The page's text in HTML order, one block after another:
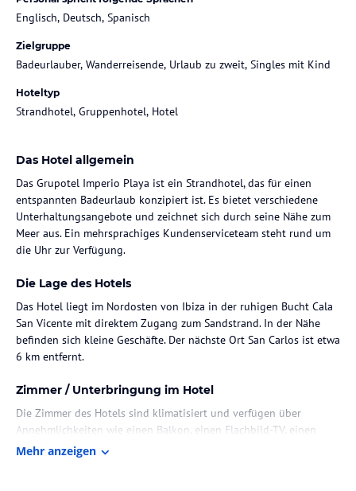
Englisch, Deutsch, Spanisch
Zielgruppe
Badeurlauber, Wanderreisende, Urlaub zu zweit, Singles mit Kind
Hoteltyp
Strandhotel, Gruppenhotel, Hotel
Das Hotel allgemein
Das Grupotel Imperio Playa ist ein Strandhotel, das für einen
entspannten Badeurlaub konzipiert ist. Es bietet verschiedene
Unterhaltungsangebote und zeichnet sich durch seine Nähe zum
Meer aus. Ein mehrsprachiges Kundenserviceteam steht rund um
die Uhr zur Verfügung.
Die Lage des Hotels
Das Hotel liegt im Nordosten von Ibiza in der ruhigen Bucht Cala
San Vicente mit direktem Zugang zum Sandstrand. In der Nähe
befinden sich kleine Geschäfte. Der nächste Ort San Carlos ist etwa
6 km entfernt.
Zimmer / Unterbringung im Hotel
Die Zimmer des Hotels sind klimatisiert und verfügen über
Annehmlichkeiten wie einen Balkon, einen Flachbild-TV, einen
Schreibtisch und ein eigenes Badezimmer mit Badewanne. Es
Mehr anzeigen